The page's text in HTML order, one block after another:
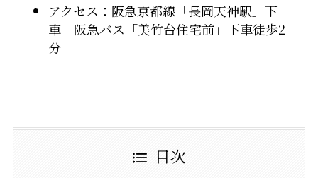
アクセス：阪急京都線「長岡天神駅」下
車 阪急バス「美竹台住宅前」下車徒歩2
分
目次